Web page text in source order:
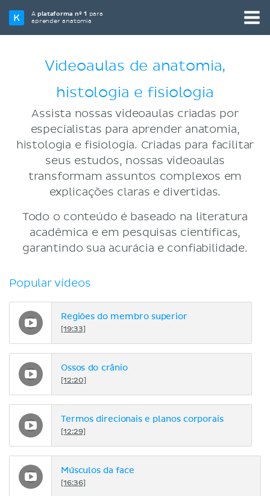
Aplataforma nº 1 para
aprender anatomia
Videoaulas de anatomia,
histologia e fisiologia
Assista nossas videoaulas criadas por
especialistas para aprender anatomia,
histologia e fisiologia. Criadas para facilitar
seus estudos, nossas videoaulas
transformam assuntos complexos em
explicações claras e divertidas.
Todo o conteúdo é baseado na literatura
acadêmica e em pesquisas científicas,
garantindo sua acurácia e confiabilidade.
Popular vídeos
Regiões do membro superior
[19:33]
Ossos do crânio
[12:20]
Termos direcionais e planos corporais
[12:29]
Músculos da face
[16:36]